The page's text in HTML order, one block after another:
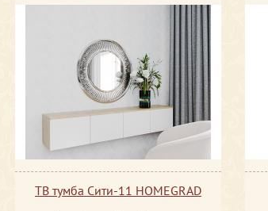
ТВ тумба Сити-11 HOMEGRAD